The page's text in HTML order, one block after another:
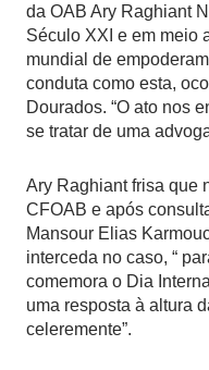
da OAB Ary Raghiant
Século XXI e em meio
mundial de
conduta como esta,
Dourados. “O ato nos
se tratar de uma
Ary Raghiant frisa que
CFOAB e após
Mansour Elias
interceda no caso, “
comemora o Dia
uma resposta à altura
celeremente”.